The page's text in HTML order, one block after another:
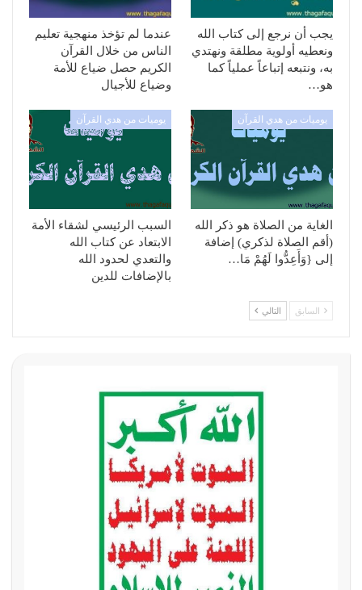
يجب أن نرجع إلى كتاب الله
ونعطيه أولوية مطلقة ونهتدي
به، ونتبعه إتباعاً عملياً كما
هو…
عندما لم تؤخذ منهجية تعليم
الناس من خلال القرآن
الكريم حصل ضياع للأمة
وضياع للأجيال
يوميات من هدي القرآن
الغاية من الصلاة هو ذكر الله
(أقم الصلاة لذكري) إضافة
إلى {وَأَعِدُّوا لَهُمْ مَا…
يوميات من هدي القرآن
السبب الرئيسي لشقاء الأمة
الابتعاد عن كتاب الله
والتعدي لحدود الله
بالإضافات للدين
السابق التالي